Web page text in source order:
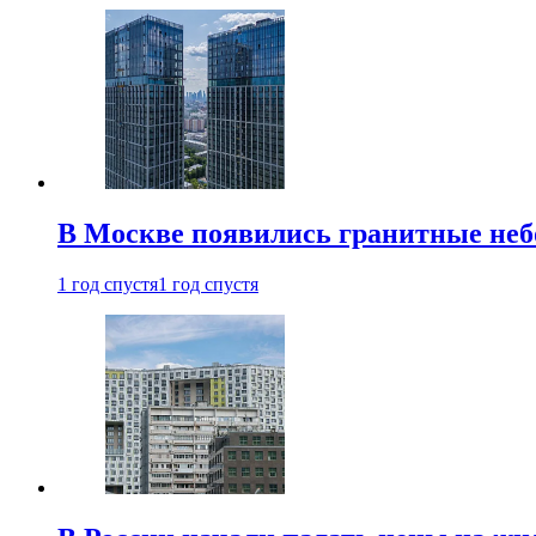
В Москве появились гранитные
1 год спустя1 год спустя